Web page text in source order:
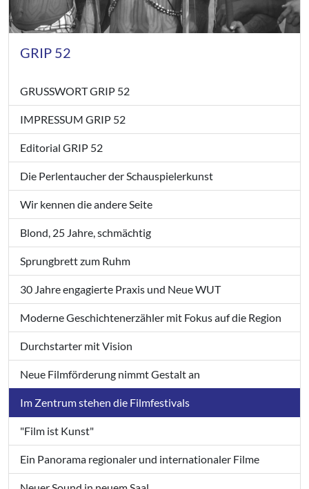
GRIP 52
GRUSSWORT GRIP 52
IMPRESSUM GRIP 52
Editorial GRIP 52
Die Perlentaucher der Schauspielerkunst
Wir kennen die andere Seite
Blond, 25 Jahre, schmächtig
Sprungbrett zum Ruhm
30 Jahre engagierte Praxis und Neue WUT
Moderne Geschichtenerzähler mit Fokus auf die Region
Durchstarter mit Vision
Neue Filmförderung nimmt Gestalt an
Im Zentrum stehen die Filmfestivals
"Film ist Kunst"
Ein Panorama regionaler und internationaler Filme